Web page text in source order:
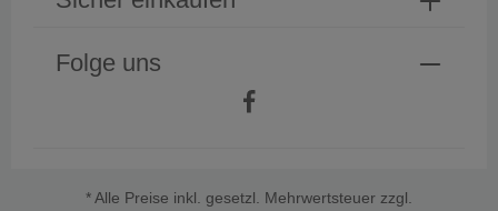
Folge uns
* Alle Preise inkl. gesetzl. Mehrwertsteuer zzgl.